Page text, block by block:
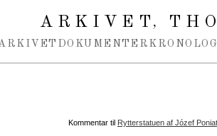
ARKIVET,
DOKUMENTER
Kommentar til Rytterstatuen af Józef